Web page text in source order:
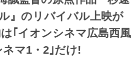
』のリバイバル上映が
｢イオンシネマ広島西風
マ1・2｣だけ!